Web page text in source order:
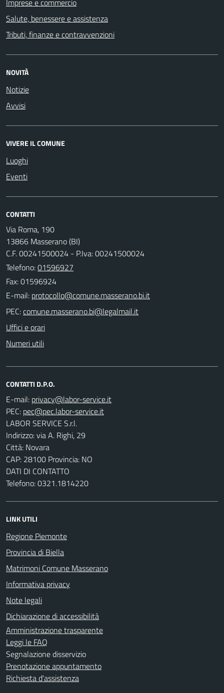
Salute, benessere e assistenza
Tributi, finanze e contravvenzioni
NOVITÀ
Notizie
Avvisi
VIVERE IL COMUNE
Luoghi
Eventi
CONTATTI
Via Roma, 190
13866 Masserano (BI)
C.F. 00241500024 - P.Iva: 00241500024
Telefono:01596927
Fax: 01596924
E-mail:
PEC:
Uffici e orari
Numeri utili
CONTATTI D.P.O.
E-mail:
PEC:
LABOR SERVICE S.r.l.
Indirizzo: via A. Righi, 29
Città: Novara
CAP: 28100 Provincia: NO
DATI DI CONTATTO
Telefono: 0321.1814220
LINK UTILI
Regione Piemonte
Provincia di Biella
Matrimoni Comune Masserano
Informativa privacy
Note legali
Dichiarazione di accessibilità
Amministrazione trasparente
Leggi le FAQ
Segnalazione disservizio
Prenotazione appuntamento
Richiesta d'assistenza